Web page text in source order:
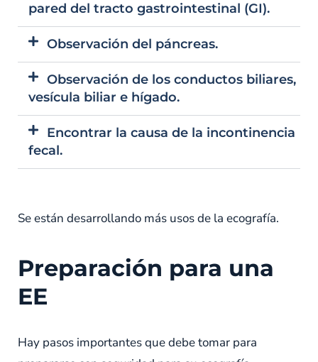
pared del tracto gastrointestinal (GI).
Observación del páncreas.
Observación de los conductos biliares,
vesícula biliar e hígado.
Encontrar la causa de la incontinencia
fecal.
Se están desarrollando más usos de la ecografía.
Preparación para una
EE
Hay pasos importantes que debe tomar para